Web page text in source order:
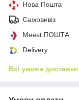
Нова Пошта
Самовивіз
Meest ПОШТА
Delivery
Всі умови доставки